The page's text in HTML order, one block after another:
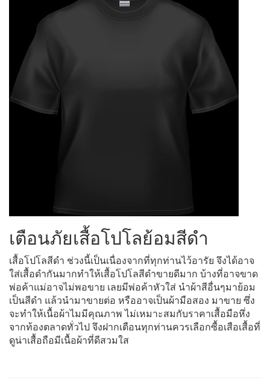
เตือนภัยเสื้อโปโลย้อมสีดำ
เสื้อโปโลสีดำ ช่วงนี้เป็นเนื่องจากที่ทุกท่านไว้อารัย จึงได้อาจ
ใส่เสื้อดำกันมากทำให้เสื้อโปโลสีดำขายดีมาก บ้างที่อาจขาด
พ่อค้าแม่อาจไม่พอขาย เลยมีพ่อค้าหัวใส่ นำผ้าสีอื่นๆมาย้อม
เป็นสีดำ แล้วนำมาขายต่อ หรืออาจเป็นผ้ามือสอง มาขาย ซึ่ง
จะทำให้เนื้อผ้าไมมีคุณภาพ ไม่เหมาะสมกับราคาเสื้อมือหึ่ง
จากท้องตลาดทั่วไป จึงฝากเตือนทุกท่านควรเลือกซื้อเสือเสื้อที่
ดูน่าเสื้อถือมีเนื้อผ้าที่ดีสวมใส